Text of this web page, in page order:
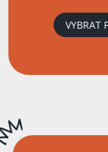
VYBRAT